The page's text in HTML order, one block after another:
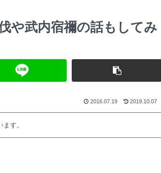
や武内宿禰の話もしてみ
2016.07.19 2019.10.07
す。